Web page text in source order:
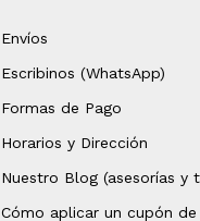
Envíos
Escribinos (WhatsApp)
Formas de Pago
Horarios y Dirección
Nuestro Blog (asesorías y
Cómo aplicar un cupón